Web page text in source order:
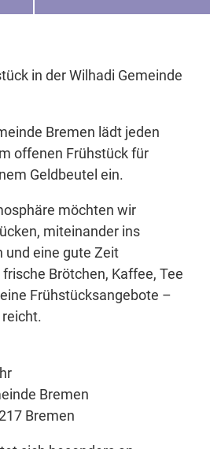
in der Wilhadi Gemeinde
Bremen lädt jeden
offenen Frühstück für
Geldbeutel ein.
möchten wir
miteinander ins
und eine gute Zeit
Brötchen, Kaffee, Tee
Frühstücksangebote –
Bremen
Bremen